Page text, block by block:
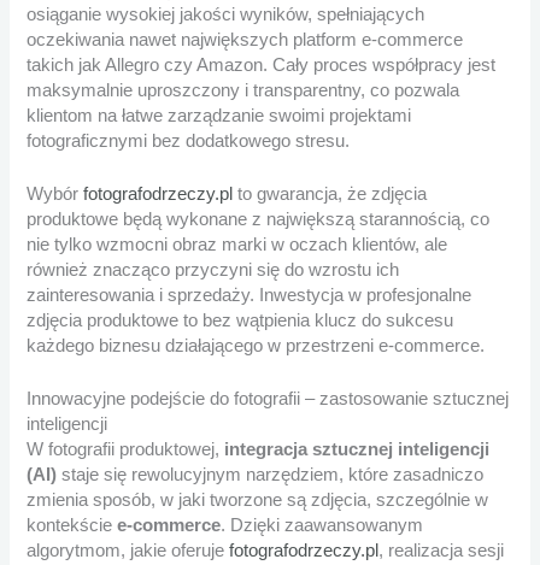
osiąganie wysokiej jakości wyników, spełniających
oczekiwania nawet największych platform e-commerce
takich jak Allegro czy Amazon. Cały proces współpracy jest
maksymalnie uproszczony i transparentny, co pozwala
klientom na łatwe zarządzanie swoimi projektami
fotograficznymi bez dodatkowego stresu.
Wybórfotografodrzeczy.pl to gwarancja, że zdjęcia
produktowe będą wykonane z największą starannością, co
nie tylko wzmocni obraz marki w oczach klientów, ale
również znacząco przyczyni się do wzrostu ich
zainteresowania i sprzedaży. Inwestycja w profesjonalne
zdjęcia produktowe to bez wątpienia klucz do sukcesu
każdego biznesu działającego w przestrzeni e-commerce.
Innowacyjne podejście do fotografii – zastosowanie sztucznej
inteligencji
W fotografii produktowej, integracja sztucznej inteligencji
(AI) staje się rewolucyjnym narzędziem, które zasadniczo
zmienia sposób, w jaki tworzone są zdjęcia, szczególnie w
kontekściee-commerce. Dzięki zaawansowanym
algorytmom, jakie oferujefotografodrzeczy.pl , realizacja sesji